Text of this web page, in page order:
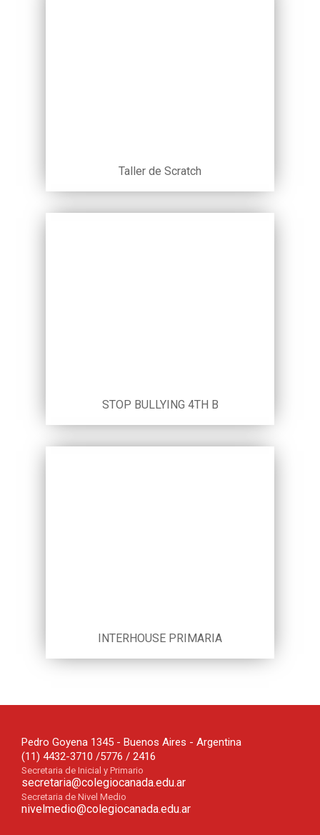
Taller de Scratch
STOP BULLYING 4TH B
INTERHOUSE PRIMARIA
Pedro Goyena 1345 - Buenos Aires - Argentina
(11) 4432-3710 /5776 / 2416
Secretaria de Inicial y Primario
secretaria@colegiocanada.edu.ar
Secretaria de Nivel Medio
nivelmedio@colegiocanada.edu.ar